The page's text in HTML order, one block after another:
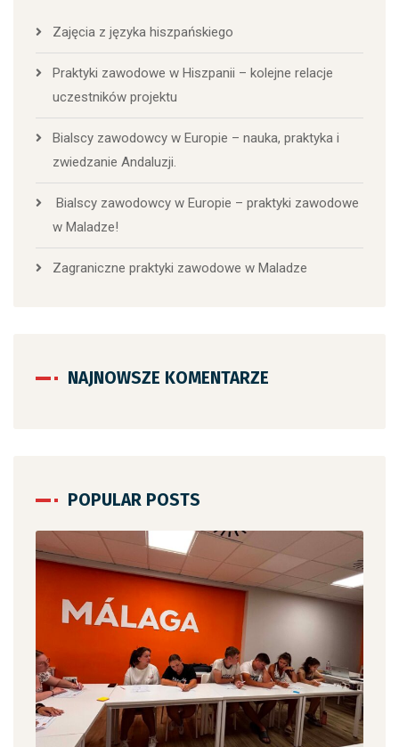
Zajęcia z języka hiszpańskiego
Praktyki zawodowe w Hiszpanii – kolejne relacje
uczestników projektu
Bialscy zawodowcy w Europie – nauka, praktyka i
zwiedzanie Andaluzji.
Bialscy zawodowcy w Europie – praktyki zawodowe
w Maladze!
Zagraniczne praktyki zawodowe w Maladze
NAJNOWSZE KOMENTARZE
POPULAR POSTS